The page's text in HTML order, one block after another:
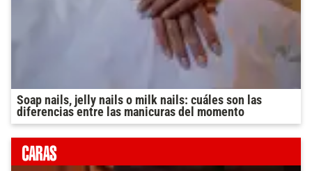
Soap nails, jelly nails o milk nails: cuáles son las
diferencias entre las manicuras del momento